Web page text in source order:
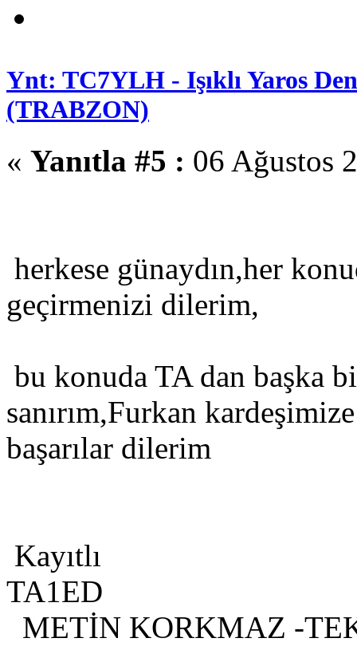
Ynt: TC7YLH - Işıklı Yaros
(TRABZON)
« Yanıtla #5 : 06 Ağustos
herkese günaydın,her
geçirmenizi dilerim,
bu konuda TA dan başka
sanırım,Furkan
başarılar dilerim
Kayıtlı
TA1ED
METİN KORKMAZ -